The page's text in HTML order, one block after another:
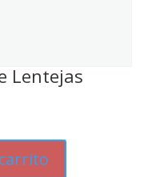
Lentejas